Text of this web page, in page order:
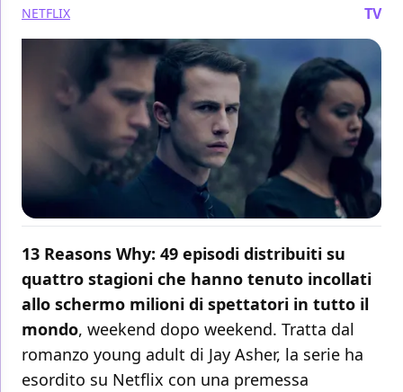
NETFLIX TV
13 Reasons Why: 49 episodi distribuiti su
quattro stagioni che hanno tenuto incollati
allo schermo milioni di spettatori in tutto il
mondo, weekend dopo weekend. Tratta dal
romanzo young adult di Jay Asher, la serie ha
esordito su Netflix con una premessa